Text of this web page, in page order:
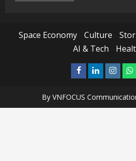
Space Economy Culture
AI & Tech
Facebook
Linkedin